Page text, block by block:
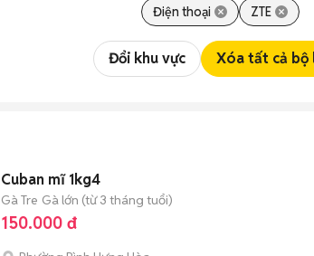
Điện thoại ZTE
Đổi khu vực Xóa tất cả bộ
Cuban mĩ 1kg4
Gà Tre Gà lớn (từ 3 tháng tuổi)
150.000 đ